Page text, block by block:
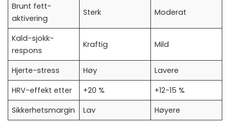
Brunt fett-
aktivering
Sterk Moderat
Kald-sjokk-
respons
Kraftig Mild
Hjerte-stress Høy
Lavere
HRV-effekt etter
+20 %
+12-15 %
Sikkerhetsmargin
Lav Høyere